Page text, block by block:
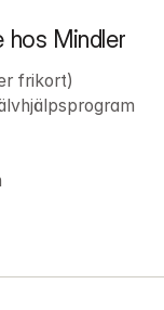
hos Mindler
frikort)